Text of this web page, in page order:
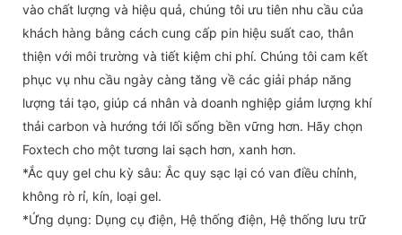
vào chất lượng và hiệu quả, chúng tôi ưu tiên nhu cầu của
khách hàng bằng cách cung cấp pin hiệu suất cao, thân
thiện với môi trường và tiết kiệm chi phí. Chúng tôi cam kết
phục vụ nhu cầu ngày càng tăng về các giải pháp năng
lượng tái tạo, giúp cá nhân và doanh nghiệp giảm lượng khí
thải carbon và hướng tới lối sống bền vững hơn. Hãy chọn
Foxtech cho một tương lai sạch hơn, xanh hơn.
*Ắc quy gel chu kỳ sâu: Ắc quy sạc lại có van điều chỉnh,
không rò rỉ, kín, loại gel.
*Ứng dụng: Dụng cụ điện, Hệ thống điện, Hệ thống lưu trữ